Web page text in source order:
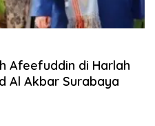
Afeefuddin di Harlah
Al Akbar Surabaya